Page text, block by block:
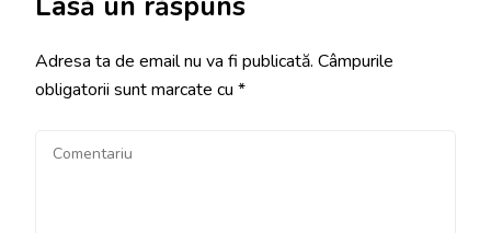
Adresa ta de email nu va fi publicată. Câmpurile
obligatorii sunt marcate cu *